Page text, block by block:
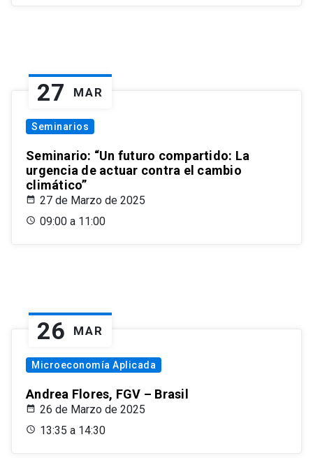
27 MAR
Seminarios
Seminario: “Un futuro compartido: La
urgencia de actuar contra el cambio
climático”
27 de Marzo de 2025
09:00 a 11:00
26 MAR
Microeconomía Aplicada
Andrea Flores, FGV – Brasil
26 de Marzo de 2025
13:35 a 14:30